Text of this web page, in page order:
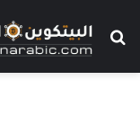
بحث عن